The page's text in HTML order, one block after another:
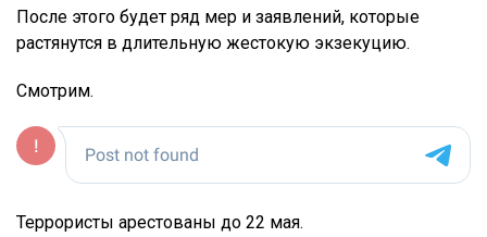
После этого будет ряд мер и заявлений, которые
растянутся в длительную жестокую экзекуцию.
Смотрим.
Террористы арестованы до 22 мая.